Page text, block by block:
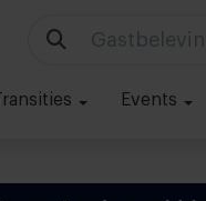
Transities Events